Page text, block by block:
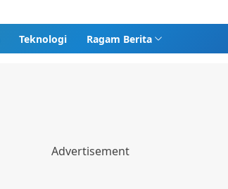
Teknologi Ragam Berita